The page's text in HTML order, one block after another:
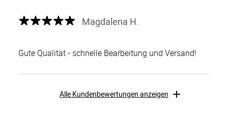
Magdalena H.
Gute Qualität - schnelle Bearbeitung und Versand!
Alle Kundenbewertungen anzeigen